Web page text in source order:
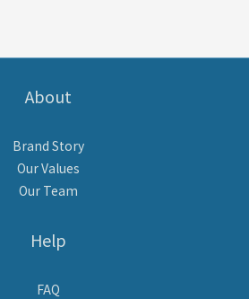
About
Brand Story
Our Values
Our Team
Help
FAQ